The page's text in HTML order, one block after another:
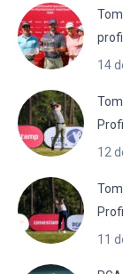
14
12
11